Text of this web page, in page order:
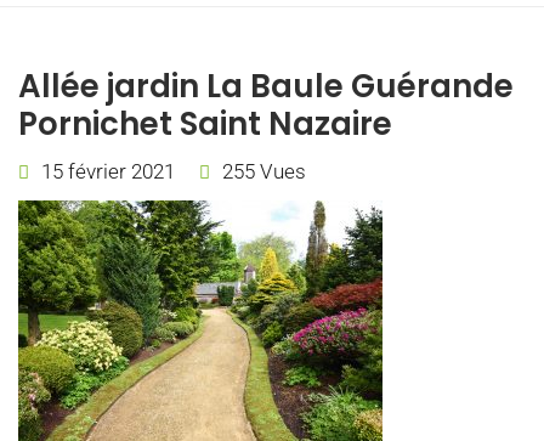
Allée jardin La Baule Guérande
Pornichet Saint Nazaire
15 février 2021 255 Vues